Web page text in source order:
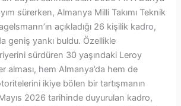
sürerken, Almanya Milli Takımı Teknik
açıkladığı 26 kişilik kadro,
geniş yankı buldu. Özellikle
sürdüren 30 yaşındaki Leroy
alması, hem Almanya’da hem de
ikiye bölen bir tartışmanın
2026 tarihinde duyurulan kadro,